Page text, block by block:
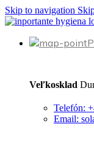
Skip to navigation
Veľkosklad
Telefón:
Email: